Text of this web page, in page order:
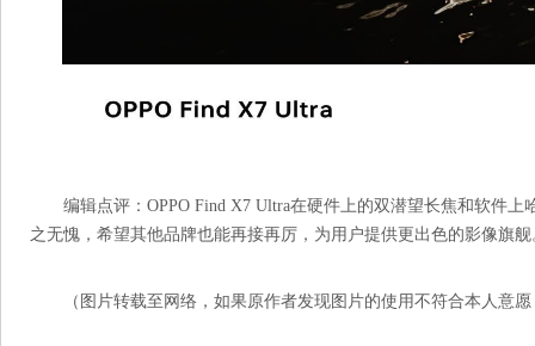
编辑点评：OPPO Find X7 Ultra在硬件上的双潜望长焦和软件
之无愧，希望其他品牌也能再接再厉，为用户提供更出色的影像旗舰
（图片转载至网络，如果原作者发现图片的使用不符合本人意